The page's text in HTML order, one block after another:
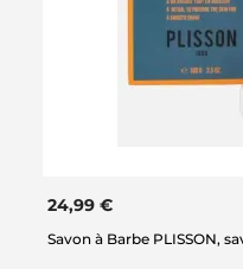
24,99 €
Savon à Barbe PLISSON,